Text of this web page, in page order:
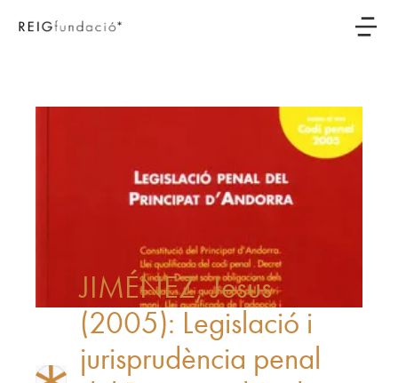
JIMÉNEZ, Jesús
(2005): Legislació i
jurisprudència penal